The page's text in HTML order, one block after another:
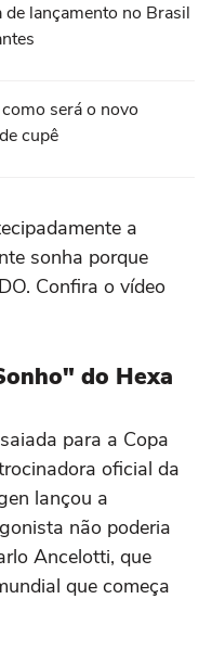
lançamento no Brasil
será o novo
cupê
a
sonha porque
Confira o vídeo
do Hexa
para a Copa
oficial da
lançou a
não poderia
Ancelotti, que
que começa